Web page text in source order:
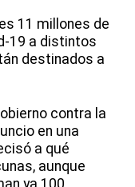
11 millones de
19 a distintos
destinados a
contra la
en una
a qué
aunque